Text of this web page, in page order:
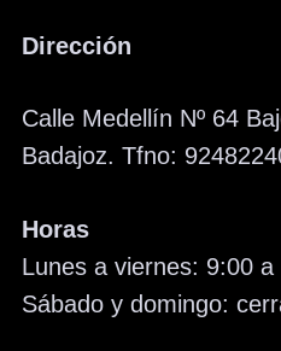
Dirección
Calle Medellín Nº 64
Badajoz. Tfno:
Horas
Lunes a viernes: 9:00 a
Sábado y domingo: